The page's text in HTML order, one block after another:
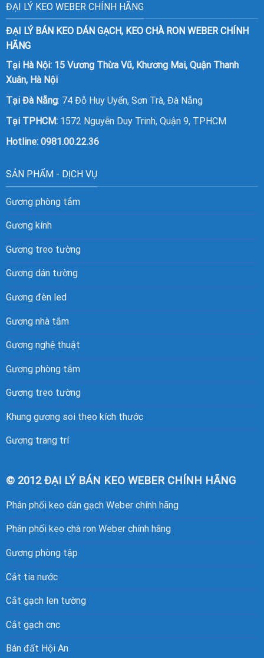
ĐẠI LÝ KEO WEBER CHÍNH HÃNG
ĐẠI LÝ BÁN KEO DÁN GẠCH, KEO CHÀ RON WEBER CHÍNH
HÃNG
Tại Hà Nội: 15 Vương Thừa Vũ, Khương Mai, Quận Thanh
Xuân, Hà Nội
Tại Đà Nẵng: 74 Đỗ Huy Uyển, Sơn Trà, Đà Nẵng
Tại TPHCM:1572 Nguyễn Duy Trinh, Quận 9, TPHCM
Hotline: 0981.00.22.36
SẢN PHẨM - DỊCH VỤ
Gương phòng tắm
Gương kính
Gương treo tường
Gương dán tường
Gương đèn led
Gương nhà tắm
Gương nghệ thuật
Gương phòng tắm
Gương treo tường
Khung gương soitheo kích thước
Gương trang trí
© 2012 ĐẠI LÝ BÁN KEO WEBER CHÍNH HÃNG
Phân phối keo dán gạch Weber chính hãng
Phân phối keo chà ron Weber chính hãng
Gương phòng tập
Cắt tia nước
Cắt gạch len tường
Cắt gạch cnc
Bán đất Hội An